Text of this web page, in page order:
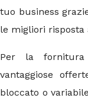
tuo business
le migliori risposta
Per la
vantaggiose
bloccato o